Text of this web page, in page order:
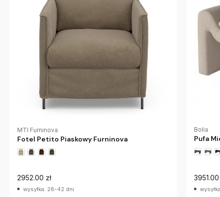
MTI Furninova
Fotel Petito Piaskowy Furninova
2952.00 zł
wysyłka: 28-42 dni
Bolia
Pufa
3951.00